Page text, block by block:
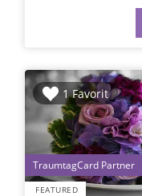
1 Favorit
FEATURED